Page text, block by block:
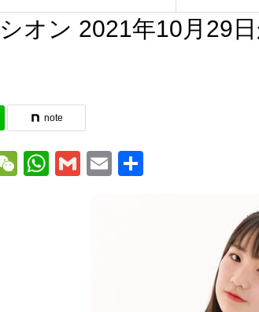
オン 2021年10月29
note
WeChat
WhatsApp
GmailEmail